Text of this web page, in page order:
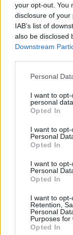
your opt-out. You
disclosure of
IAB’s list of
also be disclosed
Downstream
Personal
I want to
personal data.
Opted In
I want to
Personal
Opted In
I want to
Personal
Opted In
I want to opt-
Retention,
Personal
Purposes for
Opted In
Leicht
Eclair-
Leicht
Leicht
Mittel